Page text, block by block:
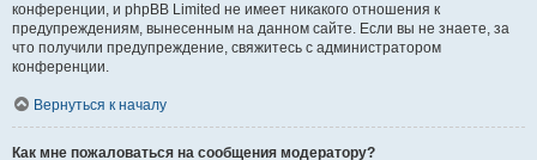
конференции, и phpBB Limited не имеет никакого отношения к
предупреждениям, вынесенным на данном сайте. Если вы не знаете, за
что получили предупреждение, свяжитесь с администратором
конференции.
Вернуться к началу
Как мне пожаловаться на сообщения модератору?